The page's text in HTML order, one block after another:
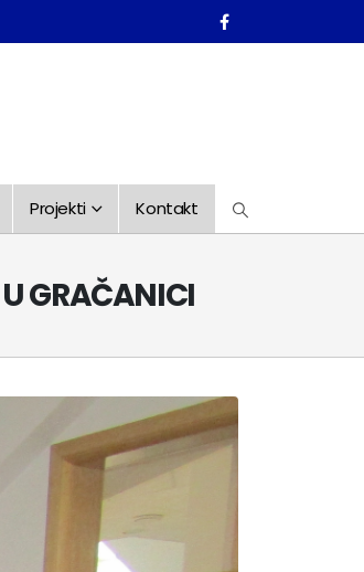
Projekti Kontakt
GRAČANICI